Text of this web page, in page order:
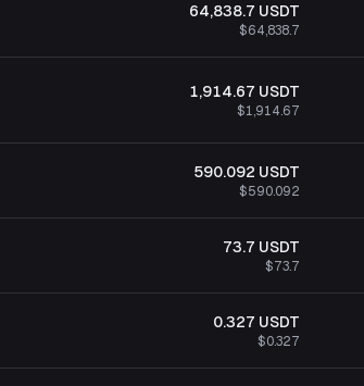
64,838.7 USDT
$64,838.7
1,914.67 USDT
$1,914.67
590.092 USDT
$590.092
73.7 USDT
$73.7
0.327 USDT
$0.327